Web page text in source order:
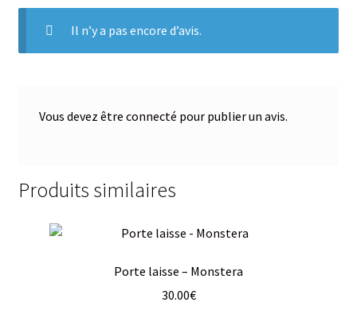
Il n’y a pas encore d’avis.
Vous devez être connecté pour publier un avis.
Produits similaires
Porte laisse – Monstera
30.00€